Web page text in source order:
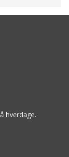
i
design
hverdage.